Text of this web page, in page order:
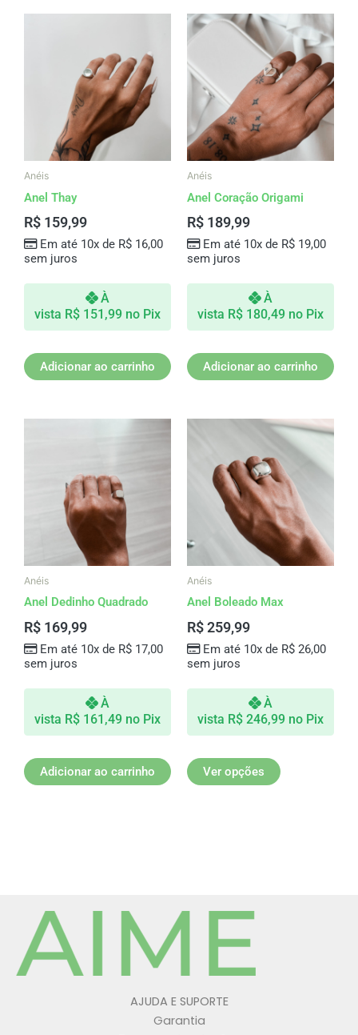
Anéis
Anel Thay
R$ 159,99
Em até 10x de R$16,00
sem juros
À
vista R$ 151,99 no Pix
Adicionar ao carrinho
Anéis
Anel Coração Origami
R$ 189,99
Em até 10x de R$19,00
sem juros
À
vista R$ 180,49 no Pix
Adicionar ao carrinho
Anéis
Anel Dedinho Quadrado
R$ 169,99
Em até 10x de R$17,00
sem juros
À
vista R$ 161,49 no Pix
Adicionar ao carrinho
Anéis
Anel Boleado Max
R$259,99
Em até 10x de R$26,00
sem juros
À
vista R$ 246,99 no Pix
Ver opções
Este
produto
tem
várias
variantes.
As
opções
podem
escolhidas
do
AJUDA E SUPORTE
Garantia